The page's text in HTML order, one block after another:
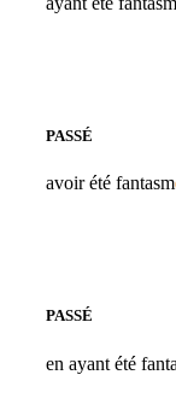
PASSÉ
avoir été fantasm
PASSÉ
en ayant été